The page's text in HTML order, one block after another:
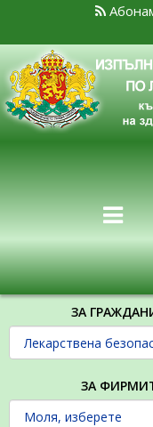
ЗА
ЗА